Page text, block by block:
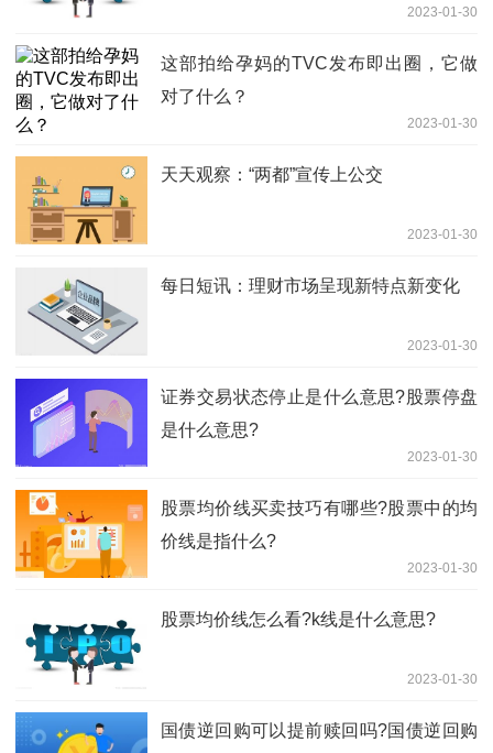
2023-01-30
这部拍给孕妈的TVC发布即出圈，它做
对了什么？
2023-01-30
天天观察：“两都”宣传上公交
2023-01-30
每日短讯：理财市场呈现新特点新变化
2023-01-30
证券交易状态停止是什么意思?股票停盘
是什么意思?
2023-01-30
股票均价线买卖技巧有哪些?股票中的均
价线是指什么?
2023-01-30
股票均价线怎么看?k线是什么意思?
2023-01-30
国债逆回购可以提前赎回吗?国债逆回购